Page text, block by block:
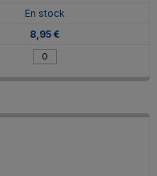
En stock
8,95 €